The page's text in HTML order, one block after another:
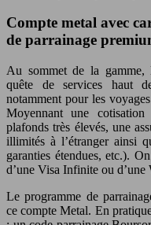
Compte metal avec
de parrainage
Au sommet de la gamme,
quête de services haut
notamment pour les
Moyennant une
plafonds très élevés, une
illimités à l’étranger ainsi
garanties étendues, etc.).
d’une Visa Infinite ou
Le programme de
ce compte Metal. En